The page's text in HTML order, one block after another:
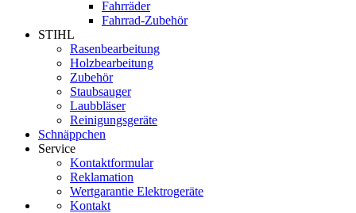
Fahrräder
Fahrrad-Zubehör
STIHL
Rasenbearbeitung
Holzbearbeitung
Zubehör
Staubsauger
Laubbläser
Reinigungsgeräte
Schnäppchen
Service
Kontaktformular
Reklamation
Wertgarantie Elektrogeräte
Kontakt